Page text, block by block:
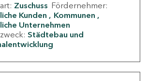
Zuschuss Fördernehmer:
Kunden
Kommunen
Unternehmen
Städtebau und